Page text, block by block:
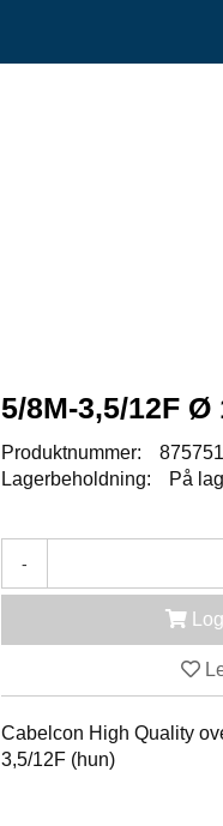
5/8M-3,5/12F Ø
Produktnummer:
Lagerbeholdning:
På
-
Cabelcon High Quality
3,5/12F (hun)